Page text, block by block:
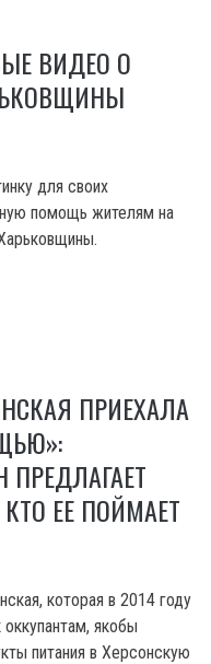
ВИДЕО О
для своих
помощь жителям на
ПРИЕХАЛА
ЕЕ ПОЙМАЕТ
которая в 2014 году
якобы
питания в Херсонскую